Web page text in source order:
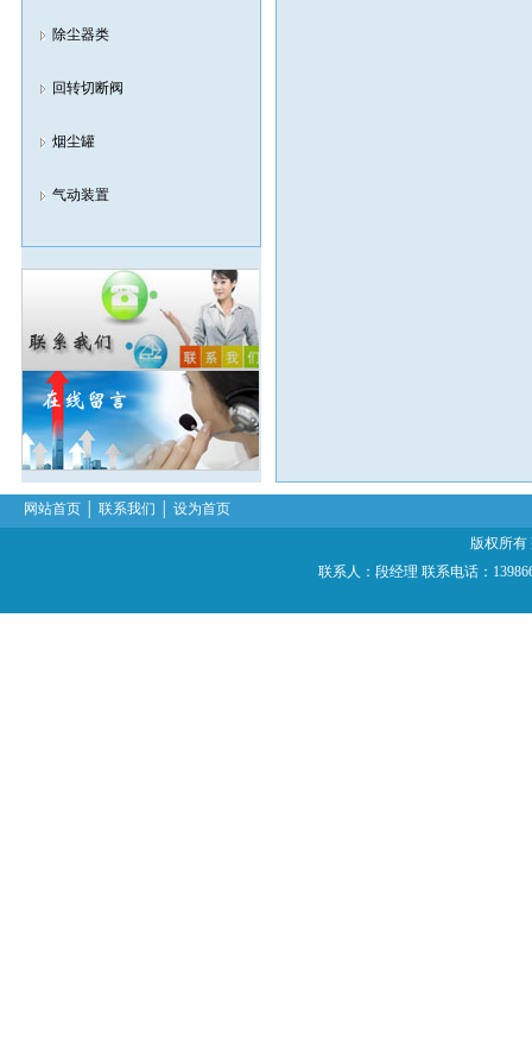
除尘器类
回转切断阀
烟尘罐
气动装置
网站首页 联系我们 设为首页
版权所有
联系人：段经理 联系电话：